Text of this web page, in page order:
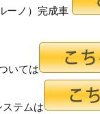
ーノ）完成車
いては
テムは